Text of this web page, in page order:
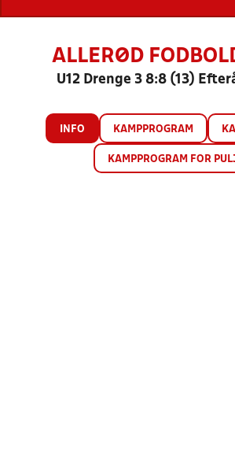
ALLERØD
U12 Drenge 3 8:8 (13)
INFO KAMPPROGRAM
KAMPPROGRAM FOR